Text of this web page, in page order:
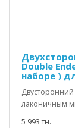
Double
наборе )
лаконичным
5 993 тн.